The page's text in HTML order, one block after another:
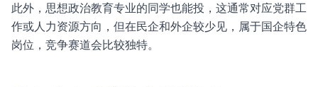
此外，思想政治教育专业的同学也能投，这通常对应党群工
作或人力资源方向，但在民企和外企较少见，属于国企特色
岗位，竞争赛道会比较独特。